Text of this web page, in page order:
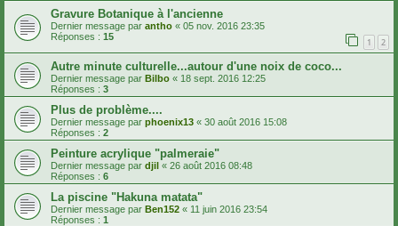
Gravure Botanique à l'ancienne
Dernier message par antho « 05 nov. 2016 23:35
Réponses : 15 1 2
Autre minute culturelle...autour d'une noix de coco...
Dernier message par Bilbo « 18 sept. 2016 12:25
Réponses : 3
Plus de problème....
Dernier message par phoenix13 « 30 août 2016 15:08
Réponses : 2
Peinture acrylique "palmeraie"
Dernier message par djil « 26 août 2016 08:48
Réponses : 6
La piscine "Hakuna matata"
Dernier message par Ben152 « 11 juin 2016 23:54
Réponses : 1